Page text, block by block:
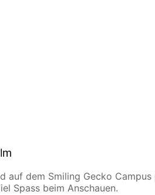
auf dem Smiling Gecko
Spass beim Anschauen.